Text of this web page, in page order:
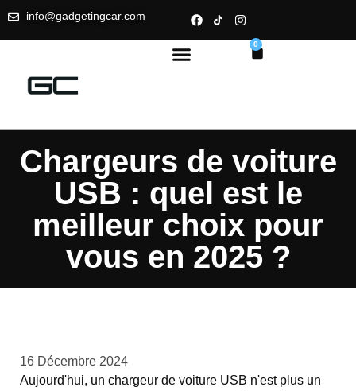
info@gadgetingcar.com
0
Chargeurs de voiture
USB : quel est le
meilleur choix pour
vous en 2025 ?
16 Décembre 2024
Aujourd'hui, un chargeur de voiture USB n'est plus un